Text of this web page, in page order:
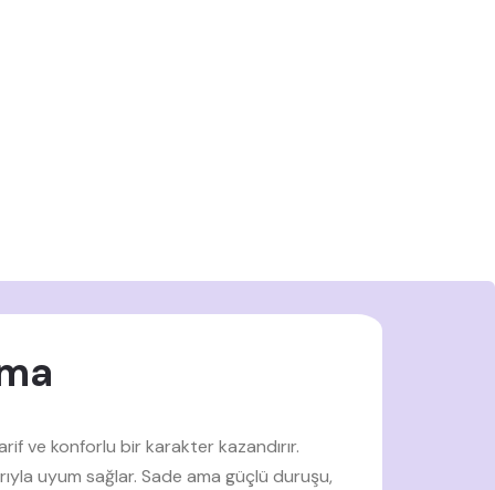
ve konforlu bir karakter kazandırır.
uyum sağlar. Sade ama güçlü duruşu,